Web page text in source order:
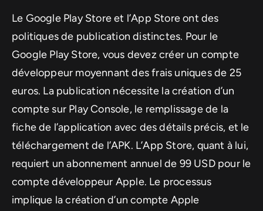
Le Google Play Store et l’App Store ont des
politiques de publication distinctes. Pour le
Google Play Store, vous devez créer un compte
développeur moyennant des frais uniques de 25
euros. La publication nécessite la création d’un
compte sur Play Console, le remplissage de la
fiche de l’application avec des détails précis, et le
téléchargement de l’APK. L’App Store, quant à lui,
requiert un abonnement annuel de 99 USD pour le
compte développeur Apple. Le processus
implique la création d’un compte Apple